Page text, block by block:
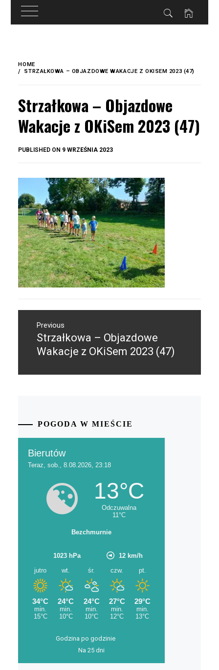
treści
content
HOME
STRZAŁKOWA – OBJAZDOWE WAKACJE Z OKISEM 2023 (47)
Strzałkowa – Objazdowe
Wakacje z OKiSem 2023 (47)
PUBLISHED ON 9 WRZEŚNIA 2023
wpisuPrevious
Previous
post:
Strzałkowa – Objazdowe
Wakacje z OKiSem 2023 (47)
POGODA W MIEŚCIE
Godzina po godzinie
Na 25 dni